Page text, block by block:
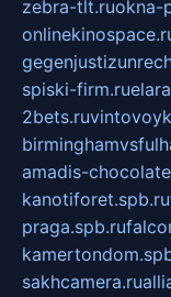
zebra-tlt.ruokna-
spiski-firm.ru
2bets.ru
amadis-
kanotiforet.spb.ru
praga.spb.ru
sakhcamera.ru